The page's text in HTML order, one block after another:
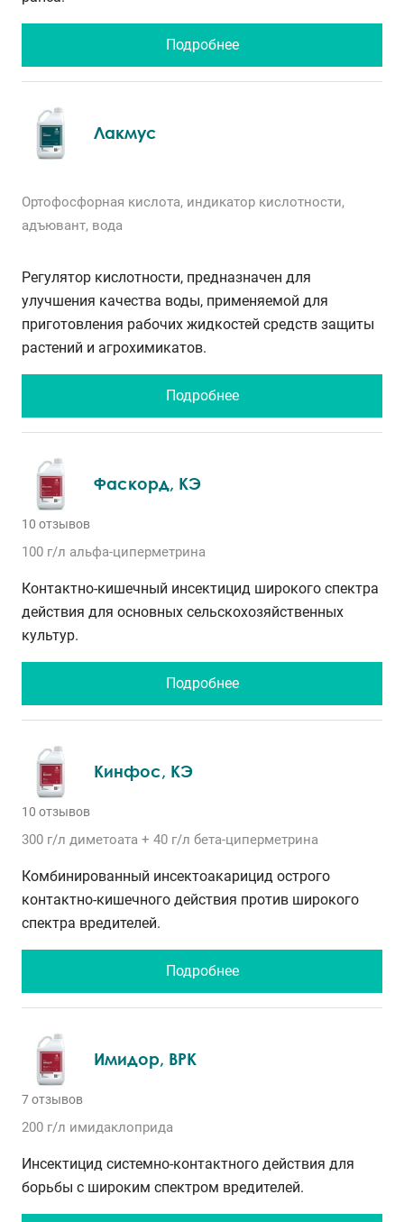
Подробнее
Лакмус
Ортофосфорная кислота, индикатор кислотности,
адъювант, вода
Регулятор кислотности, предназначен для
улучшения качества воды, применяемой для
приготовления рабочих жидкостей средств защиты
растений и агрохимикатов.
Подробнее
Фаскорд, КЭ
10 отзывов
100 г/л альфа-циперметрина
Контактно-кишечный инсектицид широкого спектра
действия для основных сельскохозяйственных
культур.
Подробнее
Кинфос, КЭ
10 отзывов
300 г/л диметоата + 40 г/л бета-циперметрина
Комбинированный инсектоакарицид острого
контактно-кишечного действия против широкого
спектра вредителей.
Подробнее
Имидор, ВРК
7 отзывов
200 г/л имидаклоприда
Инсектицид системно-контактного действия для
борьбы с широким спектром вредителей.